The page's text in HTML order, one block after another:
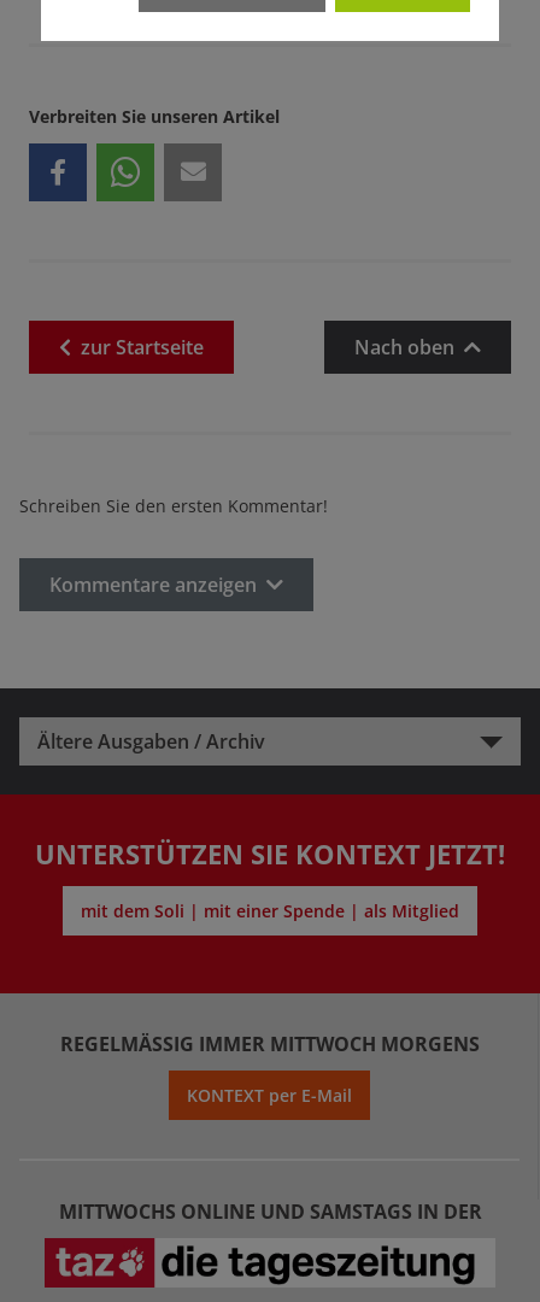
Verbreiten Sie unseren Artikel
zurStartseite Nach oben
Schreiben Sie den ersten Kommentar!
Kommentare anzeigen
Ältere Ausgaben / Archiv
UNTERSTÜTZEN SIE KONTEXT JETZT!
mit dem Soli | mit einer Spende | als Mitglied
REGELMÄSSIG IMMER MITTWOCH MORGENS
KONTEXT per E-Mail
MITTWOCHS ONLINE UND SAMSTAGS IN DER